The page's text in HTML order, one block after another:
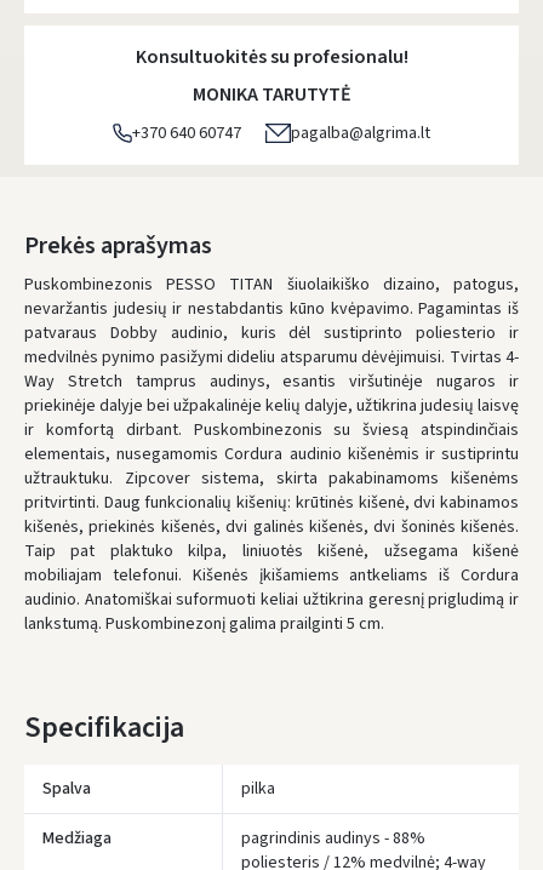
Atsiėmimo taškai- 0.00 €
DPD kurjeris - 5.00 €
DPD paštomatai- 4.00 €
LP Express paštomatai
LP Express kurjeris- 4.00 €
Antradienį, Rugpjūčio 11 d.
UŽSAKYMUS NUO80 € PRISTATOME NEMOKAMAI!
IKI NEMOKAMO PRISTATYMO TRŪKSTA:80 €
* Pristatymo terminai yra preliminarūs ir gali priklausyti nuo kurjerių
užimtumo.
Konsultuokitės su profesionalu!
MONIKA TARUTYTĖ
+370 640 60747 pagalba@algrima.lt
Prekės aprašymas
Puskombinezonis PESSO TITAN šiuolaikiško dizaino, patogus,
nevaržantis judesių ir nestabdantis kūno kvėpavimo. Pagamintas iš
patvaraus Dobby audinio, kuris dėl sustiprinto poliesterio ir
medvilnės pynimo pasižymi dideliu atsparumu dėvėjimuisi. Tvirtas 4-
Way Stretch tamprus audinys, esantis viršutinėje nugaros ir
priekinėje dalyje bei užpakalinėje kelių dalyje, užtikrina judesių laisvę
ir komfortą dirbant. Puskombinezonis su šviesą atspindinčiais
elementais, nusegamomis Cordura audinio kišenėmis ir sustiprintu
užtrauktuku. Zipcover sistema, skirta pakabinamoms kišenėms
pritvirtinti. Daug funkcionalių kišenių: krūtinės kišenė, dvi kabinamos
kišenės, priekinės kišenės, dvi galinės kišenės, dvi šoninės kišenės.
Taip pat plaktuko kilpa, liniuotės kišenė, užsegama kišenė
mobiliajam telefonui. Kišenės įkišamiems antkeliams iš Cordura
audinio. Anatomiškai suformuoti keliai užtikrina geresnį prigludimą ir
lankstumą. Puskombinezonį galima prailginti 5 cm.
Specifikacija
Spalva pilka
Medžiaga
pagrindinis audinys - 88%
poliesteris / 12% medvilnė; 4-way